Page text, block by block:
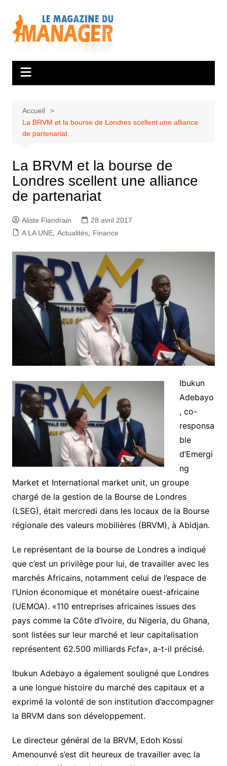
contenu
Accueil
La BRVM et la bourse de Londres scellent une alliance
de partenariat
La BRVM et la bourse de
Londres scellent une alliance
de partenariat
Aliste Flandrain
28 avril 2017
A LA UNE, Actualités, Finance
Ibukun
Adebayo
, co-
responsa
ble
d’Emergi
ng
Market et International market unit, un groupe
chargé de la gestion de la Bourse de Londres
(LSEG), était mercredi dans les locaux de la Bourse
régionale des valeurs mobilières (BRVM), à Abidjan.
Le représentant de la bourse de Londres a indiqué
que c’est un privilège pour lui, de travailler avec les
marchés Africains, notamment celui de l’espace de
l’Union économique et monétaire ouest-africaine
(UEMOA). «110 entreprises africaines issues des
pays comme la Côte d’Ivoire, du Nigeria, du Ghana,
sont listées sur leur marché et leur capitalisation
représentent 62.500 milliards Fcfa», a-t-il précisé.
Ibukun Adebayo a également souligné que Londres
a une longue histoire du marché des capitaux et a
exprimé la volonté de son institution d’accompagner
la BRVM dans son développement.
Le directeur général de la BRVM, Edoh Kossi
Amenounvé s’est dit heureux de travailler avec la